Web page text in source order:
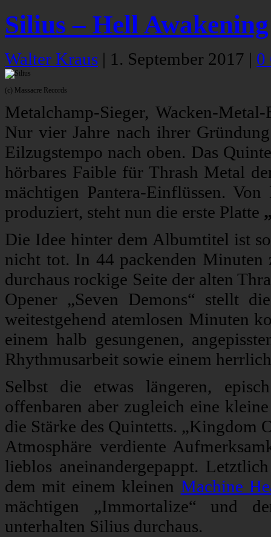
Silius – Hell Awakening
Walter Kraus | 1. September 2017 | 0
(c) Massacre Records
Metalchamp-Sieger, Wacken-
Nur vier Jahre nach ihrer
Eilzugstempo nach oben. Das
hörbares Faible für Thrash Metal
mächtigen Pantera-Einflüssen.
produziert, steht nun die erste Platte
Die Idee hinter dem Albumtitel ist
nicht tot. In 44 packenden Minuten
durchaus rockige Seite der alten
Opener „Seven Demons“ stellt
weitestgehend atemlosen Minuten
einem halb gesungenen,
Rhythmusarbeit sowie einem
Selbst die etwas längeren,
offenbaren aber zugleich eine
die Stärke des Quintetts. „Kingdom
Atmosphäre verdiente
lieblos aneinandergepappt.
dem mit einem kleinen Machine
mächtigen „Immortalize“ und
unterhalten Silius durchaus.